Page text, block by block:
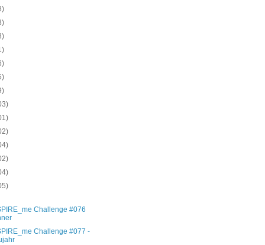
Challenge #076
Challenge #077 -